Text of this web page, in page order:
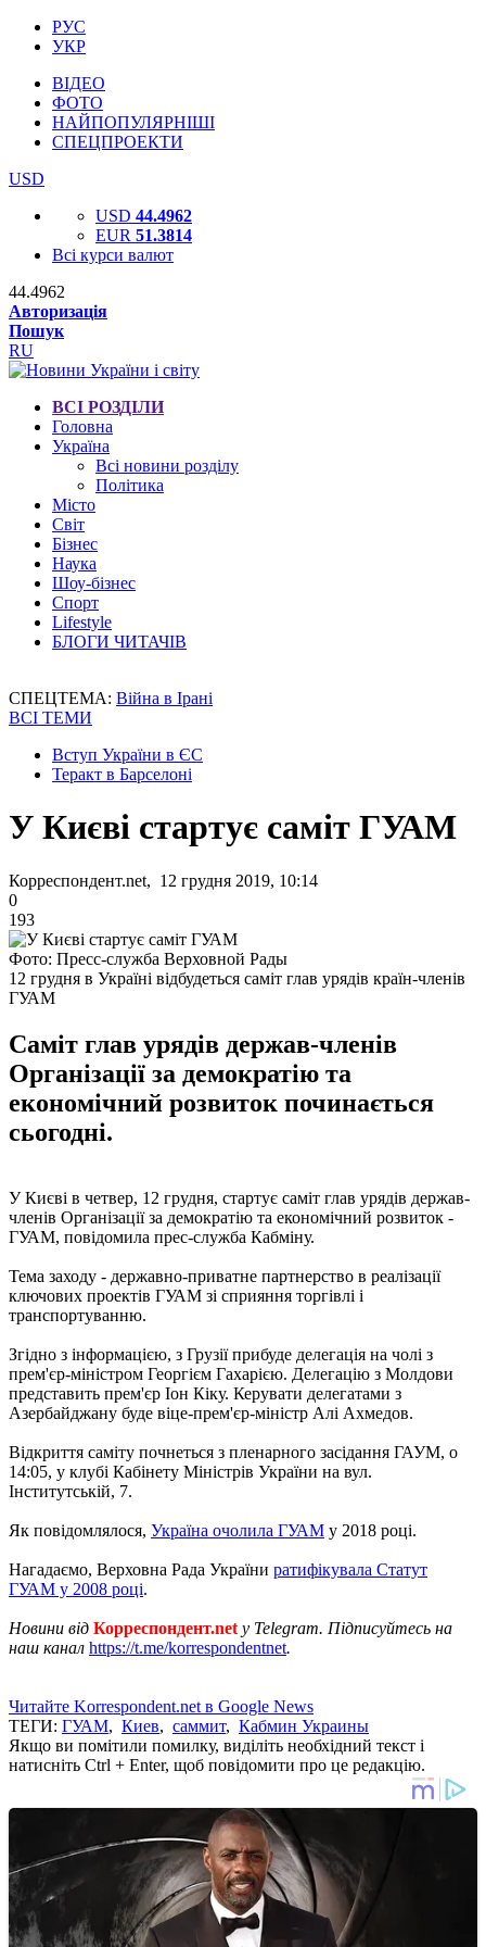
РУС
УКР
ВІДЕО
ФОТО
НАЙПОПУЛЯРНІШІ
СПЕЦПРОЕКТИ
USD
USD 44.4962
EUR 51.3814
Всі курси валют
44.4962
Авторизація
Пошук
RU
ВСІ РОЗДІЛИ
Головна
Україна
Всі новини розділу
Політика
Місто
Світ
Бізнес
Наука
Шоу-бізнес
Спорт
Lifestyle
БЛОГИ ЧИТАЧІВ
СПЕЦТЕМА: Війна в Ірані
ВСІ ТЕМИ
Вступ України в ЄС
Теракт в Барселоні
У Києві стартує саміт ГУАМ
Корреспондент.net, 12 грудня 2019, 10:14
0
193
Фото: Пресс-служба Верховной Рады
12 грудня в Україні відбудеться саміт глав урядів країн-членів
ГУАМ
Саміт глав урядів держав-членів
Організації за демократію та
економічний розвиток починається
сьогодні.
У Києві в четвер, 12 грудня, стартує саміт глав урядів держав-
членів Організації за демократію та економічний розвиток -
ГУАМ, повідомила прес-служба Кабміну.
Тема заходу - державно-приватне партнерство в реалізації
ключових проектів ГУАМ зі сприяння торгівлі і
транспортуванню.
Згідно з інформацією, з Грузії прибуде делегація на чолі з
прем'єр-міністром Георгієм Гахарією. Делегацію з Молдови
представить прем'єр Іон Кіку. Керувати делегатами з
Азербайджану буде віце-прем'єр-міністр Алі Ахмедов.
Відкриття саміту почнеться з пленарного засідання ГАУМ, о
14:05, у клубі Кабінету Міністрів України на вул.
Інститутській, 7.
Як повідомлялося, Україна очолила ГУАМ у 2018 році.
Нагадаємо, Верховна Рада України ратифікувала Статут
ГУАМ у 2008 році.
Новини від Корреспондент.net у Telegram. Підписуйтесь на
наш канал https://t.me/korrespondentnet.
Читайте Korrespondent.net в Google News
ТЕГИ: ГУАМ, Киев, саммит, Кабмин Украины
Якщо ви помітили помилку, виділіть необхідний текст і
натисніть Ctrl + Enter, щоб повідомити про це редакцію.